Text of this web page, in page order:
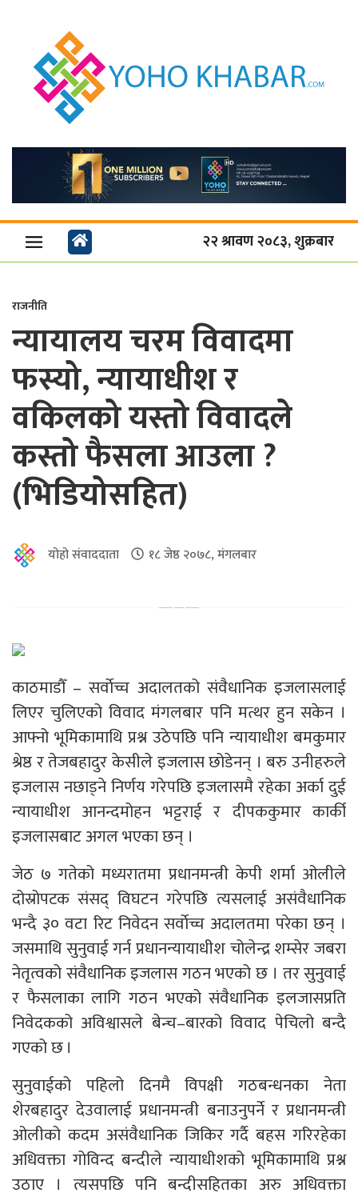
२२ श्रावण २०८३, शुक्रबार
राजनीति
न्यायालय चरम विवादमा
फस्यो, न्यायाधीश र
वकिलको यस्तो विवादले
कस्तो फैसला आउला ?
(भिडियोसहित)
योहो संवाददाता १८ जेष्ठ २०७८, मंगलबार
काठमाडौँ – सर्वाेच्च अदालतको संवैधानिक इजलासलाई
लिएर चुलिएको विवाद मंगलबार पनि मत्थर हुन सकेन ।
आफ्नो भूमिकामाथि प्रश्न उठेपछि पनि न्यायाधीश बमकुमार
श्रेष्ठ र तेजबहादुर केसीले इजलास छोडेनन् । बरु उनीहरुले
इजलास नछाड्ने निर्णय गरेपछि इजलासमै रहेका अर्का दुई
न्यायाधीश आनन्दमोहन भट्टराई र दीपककुमार कार्की
इजलासबाट अगल भएका छन् ।
जेठ ७ गतेको मध्यरातमा प्रधानमन्त्री केपी शर्मा ओलीले
दोस्रोपटक संसद् विघटन गरेपछि त्यसलाई असंवैधानिक
भन्दै ३० वटा रिट निवेदन सर्वाेच्च अदालतमा परेका छन् ।
जसमाथि सुनुवाई गर्न प्रधानन्यायाधीश चोलेन्द्र शम्सेर जबरा
नेतृत्वको संवैधानिक इजलास गठन भएको छ । तर सुनुवाई
र फैसलाका लागि गठन भएको संवैधानिक इलजासप्रति
निवेदकको अविश्वासले बेन्च–बारको विवाद पेचिलो बन्दै
गएको छ ।
सुनुवाईको पहिलो दिनमै विपक्षी गठबन्धनका नेता
शेरबहादुर देउवालाई प्रधानमन्त्री बनाउनुपर्ने र प्रधानमन्त्री
ओलीको कदम असंवैधानिक जिकिर गर्दै बहस गरिरहेका
अधिवक्ता गोविन्द बन्दीले न्यायाधीशको भूमिकामाथि प्रश्न
उठाए । त्यसपछि पनि बन्दीसहितका अरु अधिवक्ता